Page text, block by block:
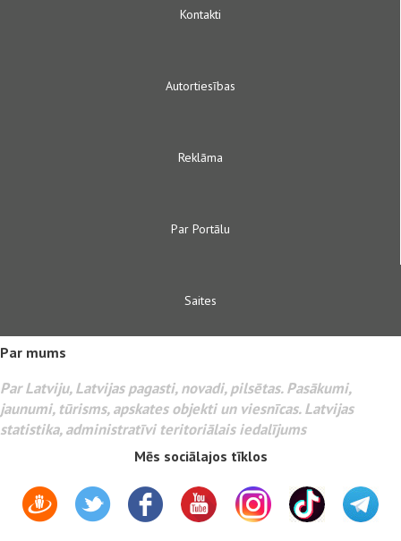
Kontakti
Autortiesības
Reklāma
Par Portālu
Saites
Par mums
Par Latviju, Latvijas pagasti, novadi, pilsētas. Pasākumi,
jaunumi, tūrisms, apskates objekti un viesnīcas. Latvijas
statistika, administratīvi teritoriālais iedalījums
Mēs sociālajos tīklos